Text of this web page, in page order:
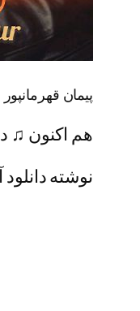
پیمان
هم اکنون ♫
نوشته